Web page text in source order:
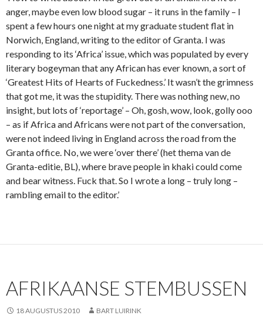
anger, maybe even low blood sugar – it runs in the family – I
spent a few hours one night at my graduate student flat in
Norwich, England, writing to the editor of Granta. I was
responding to its ‘Africa’ issue, which was populated by every
literary bogeyman that any African has ever known, a sort of
‘Greatest Hits of Hearts of Fuckedness.’ It wasn’t the grimness
that got me, it was the stupidity. There was nothing new, no
insight, but lots of ‘reportage’ – Oh, gosh, wow, look, golly ooo
– as if Africa and Africans were not part of the conversation,
were not indeed living in England across the road from the
Granta office. No, we were ‘over there’ (het thema van de
Granta-editie, BL), where brave people in khaki could come
and bear witness. Fuck that. So I wrote a long – truly long –
rambling email to the editor.’
AFRIKAANSE STEMBUSSEN
18 AUGUSTUS 2010 BART LUIRINK